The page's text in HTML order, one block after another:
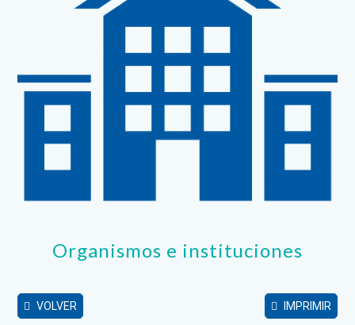
Organismos e instituciones
VOLVER IMPRIMIR